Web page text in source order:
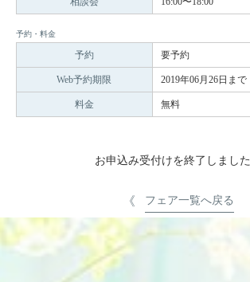
予約・料金
予約 要予約
Web予約期限 2019年06月26日まで
料金 無料
お申込み受付けを終了しました
フェア一覧へ戻る